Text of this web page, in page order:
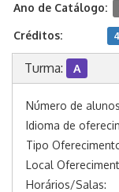
Ano de Catálogo:
Créditos: 4
Turma: A
Número de
Idioma de
Tipo
Local
Horários/Salas: